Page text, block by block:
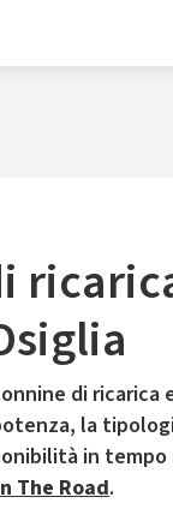
di ricarica
la
in
The Road.